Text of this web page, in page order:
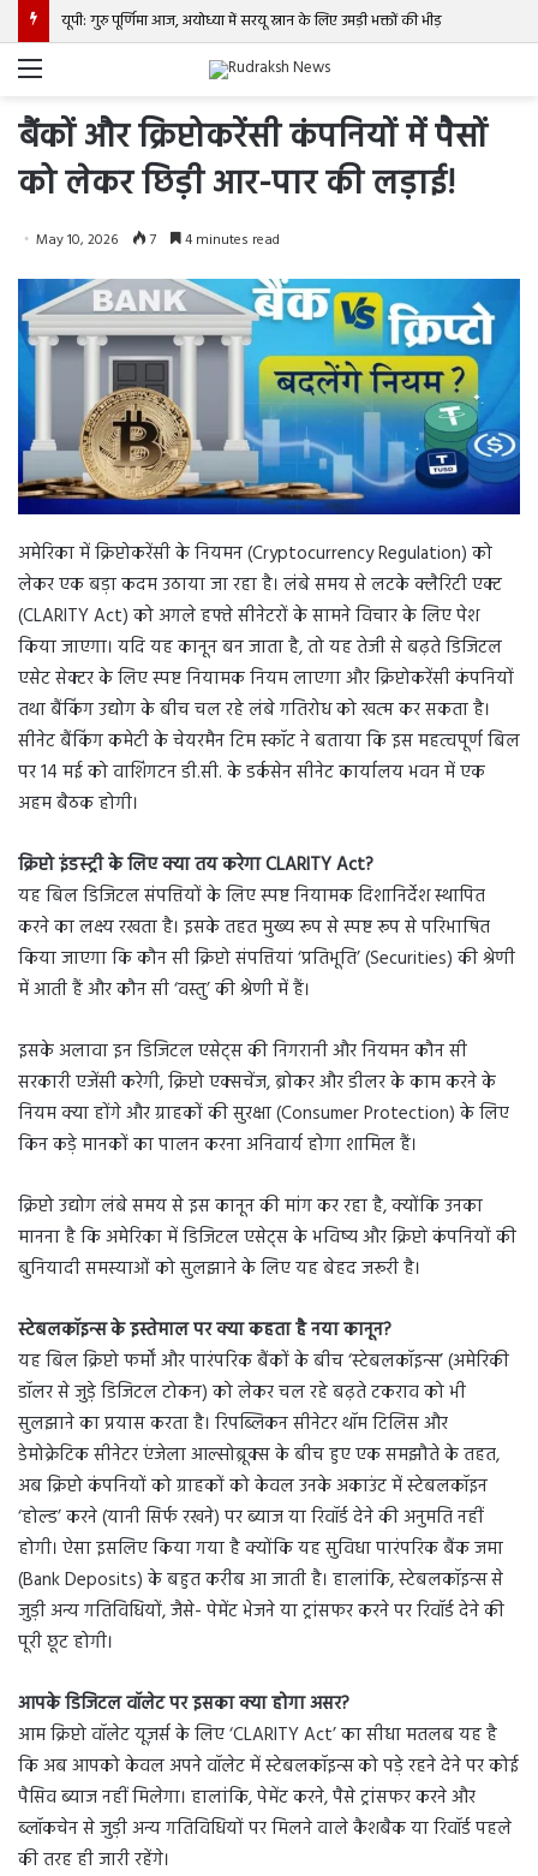
यूपी: गुरु पूर्णिमा आज, अयोध्या में सरयू स्नान के लिए उमड़ी भक्तों की भीड़
Menu
बैंकों और क्रिप्टोकरेंसी कंपनियों में पैसों
को लेकर छिड़ी आर-पार की लड़ाई!
May 10, 2026 7 4 minutes read
अमेरिका में क्रिप्टोकरेंसी के नियमन (Cryptocurrency Regulation) को
लेकर एक बड़ा कदम उठाया जा रहा है। लंबे समय से लटके क्लैरिटी एक्ट
(CLARITY Act) को अगले हफ्ते सीनेटरों के सामने विचार के लिए पेश
किया जाएगा। यदि यह कानून बन जाता है, तो यह तेजी से बढ़ते डिजिटल
एसेट सेक्टर के लिए स्पष्ट नियामक नियम लाएगा और क्रिप्टोकरेंसी कंपनियों
तथा बैंकिंग उद्योग के बीच चल रहे लंबे गतिरोध को खत्म कर सकता है।
सीनेट बैंकिंग कमेटी के चेयरमैन टिम स्कॉट ने बताया कि इस महत्वपूर्ण बिल
पर 14 मई को वाशिंगटन डी.सी. के डर्कसेन सीनेट कार्यालय भवन में एक
अहम बैठक होगी।
क्रिप्टो इंडस्ट्री के लिए क्या तय करेगा CLARITY Act?
यह बिल डिजिटल संपत्तियों के लिए स्पष्ट नियामक दिशानिर्देश स्थापित
करने का लक्ष्य रखता है। इसके तहत मुख्य रूप से स्पष्ट रूप से परिभाषित
किया जाएगा कि कौन सी क्रिप्टो संपत्तियां ‘प्रतिभूति’ (Securities) की श्रेणी
में आती हैं और कौन सी ‘वस्तु’ की श्रेणी में हैं।
इसके अलावा इन डिजिटल एसेट्स की निगरानी और नियमन कौन सी
सरकारी एजेंसी करेगी, क्रिप्टो एक्सचेंज, ब्रोकर और डीलर के काम करने के
नियम क्या होंगे और ग्राहकों की सुरक्षा (Consumer Protection) के लिए
किन कड़े मानकों का पालन करना अनिवार्य होगा शामिल हैं।
क्रिप्टो उद्योग लंबे समय से इस कानून की मांग कर रहा है, क्योंकि उनका
मानना है कि अमेरिका में डिजिटल एसेट्स के भविष्य और क्रिप्टो कंपनियों की
बुनियादी समस्याओं को सुलझाने के लिए यह बेहद जरूरी है।
स्टेबलकॉइन्स के इस्तेमाल पर क्या कहता है नया कानून?
यह बिल क्रिप्टो फर्मों और पारंपरिक बैंकों के बीच ‘स्टेबलकॉइन्स’ (अमेरिकी
डॉलर से जुड़े डिजिटल टोकन) को लेकर चल रहे बढ़ते टकराव को भी
सुलझाने का प्रयास करता है। रिपब्लिकन सीनेटर थॉम टिलिस और
डेमोक्रेटिक सीनेटर एंजेला आल्सोब्रूक्स के बीच हुए एक समझौते के तहत,
अब क्रिप्टो कंपनियों को ग्राहकों को केवल उनके अकाउंट में स्टेबलकॉइन
‘होल्ड’ करने (यानी सिर्फ रखने) पर ब्याज या रिवॉर्ड देने की अनुमति नहीं
होगी। ऐसा इसलिए किया गया है क्योंकि यह सुविधा पारंपरिक बैंक जमा
(Bank Deposits) के बहुत करीब आ जाती है। हालांकि, स्टेबलकॉइन्स से
जुड़ी अन्य गतिविधियों, जैसे- पेमेंट भेजने या ट्रांसफर करने पर रिवॉर्ड देने की
पूरी छूट होगी।
आपके डिजिटल वॉलेट पर इसका क्या होगा असर?
आम क्रिप्टो वॉलेट यूज़र्स के लिए ‘CLARITY Act’ का सीधा मतलब यह है
कि अब आपको केवल अपने वॉलेट में स्टेबलकॉइन्स को पड़े रहने देने पर कोई
पैसिव ब्याज नहीं मिलेगा। हालांकि, पेमेंट करने, पैसे ट्रांसफर करने और
ब्लॉकचेन से जुड़ी अन्य गतिविधियों पर मिलने वाले कैशबैक या रिवॉर्ड पहले
की तरह ही जारी रहेंगे।